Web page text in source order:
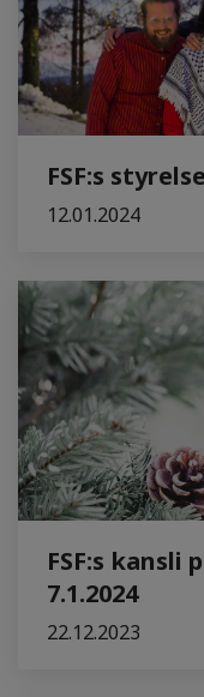
FSF:s
12.01.2024
FSF:s kansli
7.1.2024
22.12.2023